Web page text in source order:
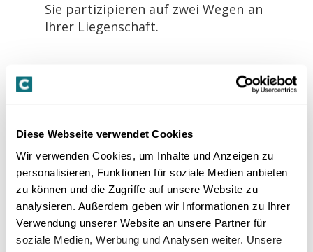
Diese Webseite verwendet Cookies
Wir verwenden Cookies, um Inhalte und Anzeigen zu
personalisieren, Funktionen für soziale Medien anbieten
zu können und die Zugriffe auf unsere Website zu
analysieren. Außerdem geben wir Informationen zu Ihrer
Verwendung unserer Website an unsere Partner für
soziale Medien, Werbung und Analysen weiter. Unsere
Sie partizipieren auf zwei Wegen an
Ihrer Liegenschaft.
Vermietung — typisch 4–5% pro Jahr**
Ausschüttungen erfolgen beim Modell co-